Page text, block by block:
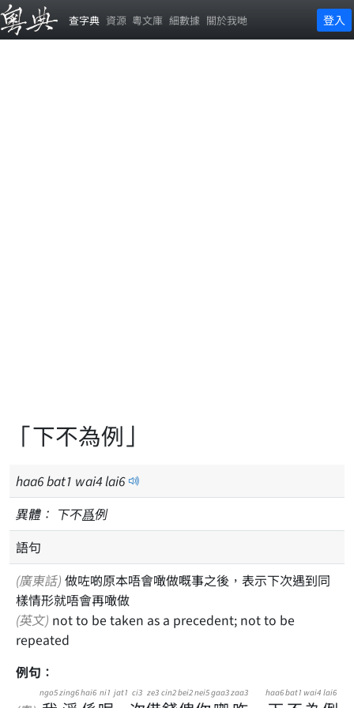
查字典 資源 粵文庫 細數據 關於我哋 登入
「下不為例」
haa6bat1 wai4lai6
異體： 下不爲例
語句
(廣東話)
樣情形就唔會再噉做
(英文)
repeated
例句：
ngo5 zing6hai6 ni1 jat1 ci3 ze3 cin2bei2nei5gaa3 zaa3 haa6bat1 wai4 lai6